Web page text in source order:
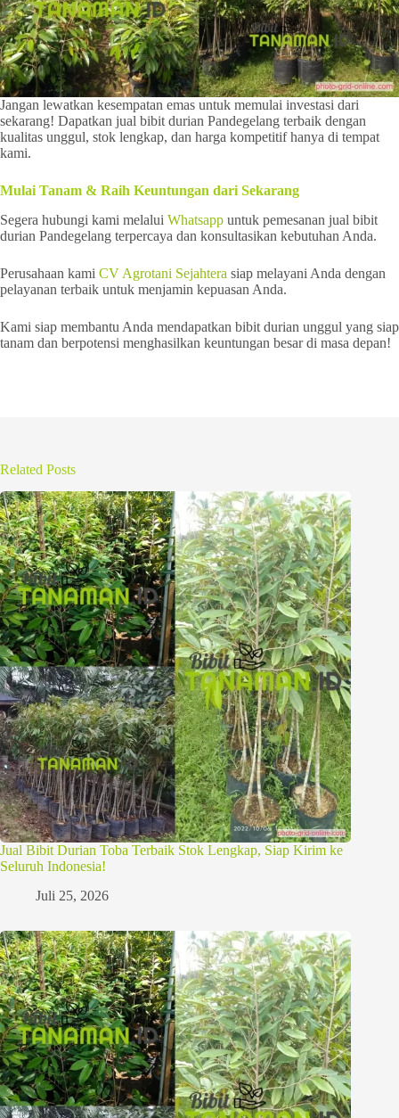
Jangan lewatkan kesempatan emas untuk memulai investasi dari
sekarang! Dapatkan jual bibit durian Pandegelang terbaik dengan
kualitas unggul, stok lengkap, dan harga kompetitif hanya di tempat
kami.
Mulai Tanam & Raih Keuntungan dari Sekarang
Segera hubungi kami melalui Whatsapp untuk pemesanan jual bibit
durian Pandegelang terpercaya dan konsultasikan kebutuhan Anda.
Perusahaan kami CV Agrotani Sejahtera siap melayani Anda dengan
pelayanan terbaik untuk menjamin kepuasan Anda.
Kami siap membantu Anda mendapatkan bibit durian unggul yang siap
tanam dan berpotensi menghasilkan keuntungan besar di masa depan!
Related Posts
Jual Bibit Durian Toba Terbaik Stok Lengkap, Siap Kirim ke
Seluruh Indonesia!
Juli 25, 2026